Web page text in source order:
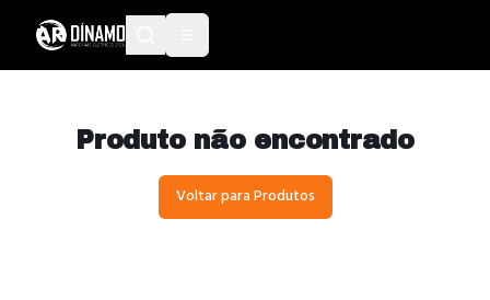
Produto não encontrado
Voltar para Produtos